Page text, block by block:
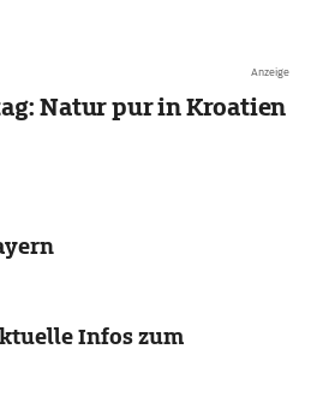
Anzeige
Natur pur in Kroatien
Infos zum